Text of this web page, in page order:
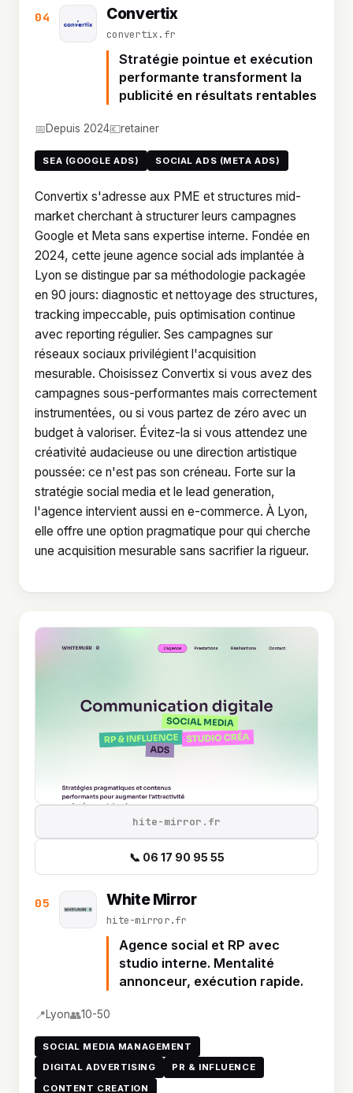
04 Convertix
convertix.fr
Stratégie pointue et exécution
performante transforment la
publicité en résultats rentables
📅Depuis 2024💶retainer
SEA (GOOGLE ADS) SOCIAL ADS (META ADS)
Convertix s'adresse aux PME et structures mid-
market cherchant à structurer leurs campagnes
Google et Meta sans expertise interne. Fondée en
2024, cette jeune agence social ads implantée à
Lyon se distingue par sa méthodologie packagée
en 90 jours: diagnostic et nettoyage des structures,
tracking impeccable, puis optimisation continue
avec reporting régulier. Ses campagnes sur
réseaux sociaux privilégient l'acquisition
mesurable. Choisissez Convertix si vous avez des
campagnes sous-performantes mais correctement
instrumentées, ou si vous partez de zéro avec un
budget à valoriser. Évitez-la si vous attendez une
créativité audacieuse ou une direction artistique
poussée: ce n'est pas son créneau. Forte sur la
stratégie social media et le lead generation,
l'agence intervient aussi en e-commerce. À Lyon,
elle offre une option pragmatique pour qui cherche
une acquisition mesurable sans sacrifier la rigueur.
05 White Mirror
hite-mirror.fr
Agence social et RP avec
studio interne. Mentalité
annonceur, exécution rapide.
📍Lyon👥10-50
SOCIAL MEDIA MANAGEMENT
DIGITAL ADVERTISING
PR & INFLUENCE
CONTENT CREATION
hite-mirror.fr
📞 06 17 90 95 55